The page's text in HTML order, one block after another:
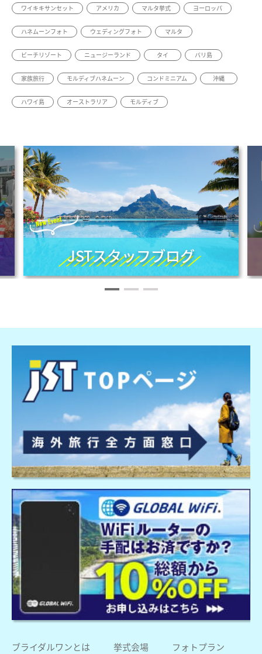
ワイキキサンセット アメリカ マルタ挙式 ヨーロッパ
ハネムーンフォト ウェディングフォト マルタ
ビーチリゾート ニュージーランド タイ バリ島
家族旅行 モルディブハネムーン コンドミニアム 沖縄
ハワイ島 オーストラリア モルディブ
JSTスタッフブログ
ブライダルワンとは 挙式会場
フォトプラン